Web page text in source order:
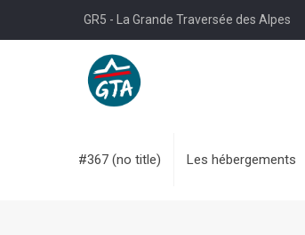
GR5 - La Grande Traversée des Alpes
#367 (no title) Les hébergements